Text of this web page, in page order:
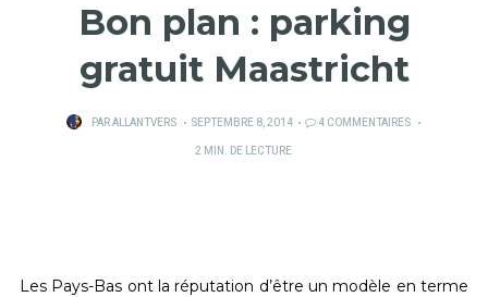
Bon plan : parking
gratuit Maastricht
PARALLANTVERS
PUBLIÉ
SUR
SEPTEMBRE 8, 2014
4 COMMENTAIRES
2 MIN. DE LECTURE
Les Pays-Bas ont la réputation d’être un modèle en terme